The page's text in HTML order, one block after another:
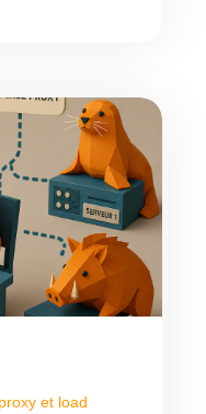
et load